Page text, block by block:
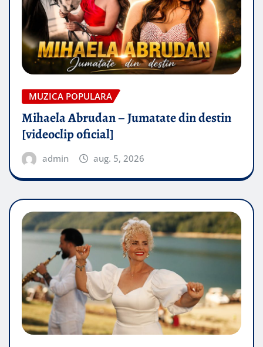
MUZICA POPULARA
Mihaela Abrudan – Jumatate din destin
[videoclip oficial]
admin aug. 5, 2026